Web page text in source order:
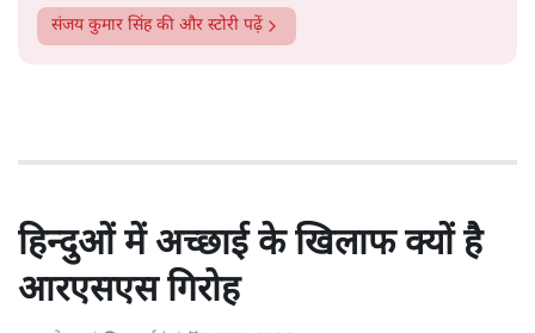
संजय कुमार सिंहकी और स्टोरी पढ़ें
हिन्दुओं में अच्छाई के खिलाफ क्यों है
आरएसएस गिरोह